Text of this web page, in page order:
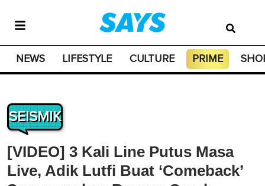
NEWS LIFESTYLE CULTURE PRIME
SEISMIK
[VIDEO] 3 Kali Line Putus Masa
Live, Adik Lutfi Buat ‘Comeback’